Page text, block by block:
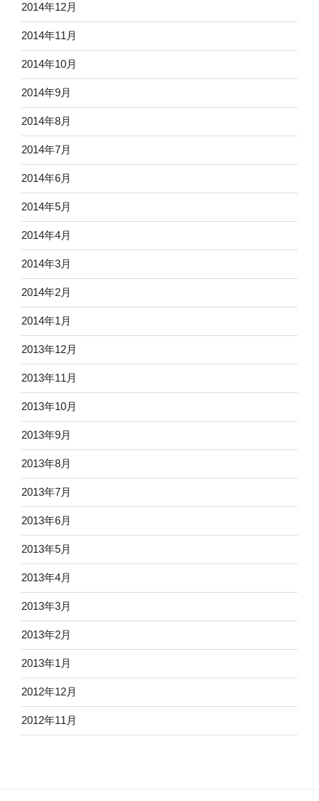
2014年12月
2014年11月
2014年10月
2014年9月
2014年8月
2014年7月
2014年6月
2014年5月
2014年4月
2014年3月
2014年2月
2014年1月
2013年12月
2013年11月
2013年10月
2013年9月
2013年8月
2013年7月
2013年6月
2013年5月
2013年4月
2013年3月
2013年2月
2013年1月
2012年12月
2012年11月